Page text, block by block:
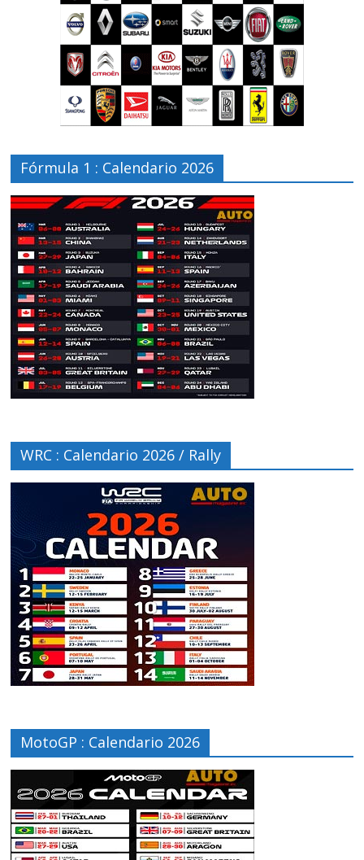
Fórmula 1 : Calendario 2026
WRC : Calendario 2026 / Rally
MotoGP : Calendario 2026